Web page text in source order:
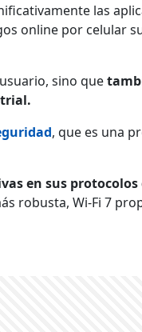
las
online por celular
sino que
, que es una
en sus protocolos
robusta, Wi-Fi 7